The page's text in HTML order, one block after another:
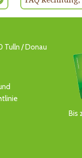
Tulln / Donau
Bis